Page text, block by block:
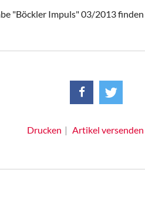
"Böckler Impuls" 03/2013 finden
Drucken Artikel versenden